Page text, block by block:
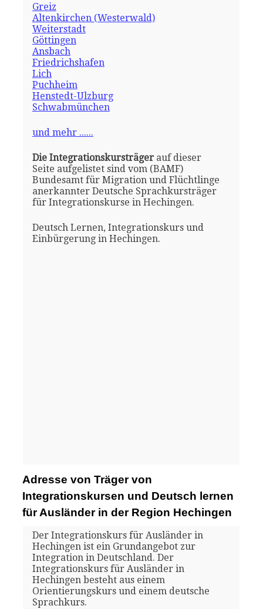
Greiz
Altenkirchen (Westerwald)
Weiterstadt
Göttingen
Ansbach
Friedrichshafen
Lich
Puchheim
Henstedt-Ulzburg
Schwabmünchen
und mehr ......
Die Integrationskursträgerauf dieser
Seite aufgelistet sind vom (BAMF)
Bundesamt für Migration und Flüchtlinge
anerkannter Deutsche Sprachkursträger
für Integrationskurse in Hechingen.
Deutsch Lernen, Integrationskurs und
Einbürgerung in Hechingen.
Adresse von Träger von
Integrationskursen und Deutsch lernen
für Ausländer in der Region Hechingen
Der Integrationskurs für Ausländer in
Hechingen ist ein Grundangebot zur
Integration in Deutschland. Der
Integrationskurs für Ausländer in
Hechingen besteht aus einem
Orientierungskurs und einem deutsche
Sprachkurs.